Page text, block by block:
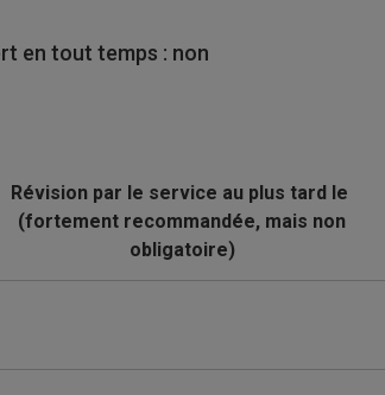
en tout temps : non